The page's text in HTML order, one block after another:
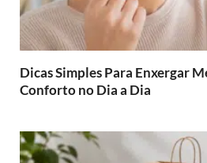
Dicas Simples Para Enxergar
Conforto no Dia a Dia